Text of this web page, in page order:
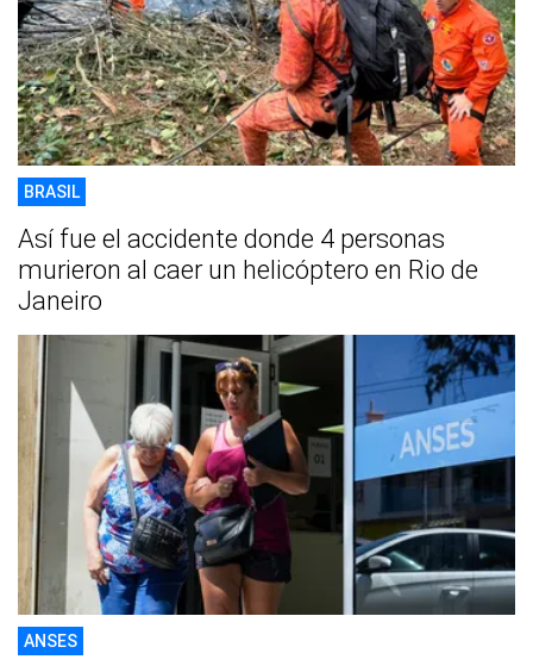
BRASIL
Así fue el accidente donde 4 personas
murieron al caer un helicóptero en Rio de
Janeiro
ANSES